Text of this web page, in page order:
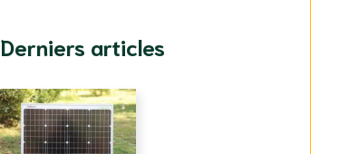
Derniers articles